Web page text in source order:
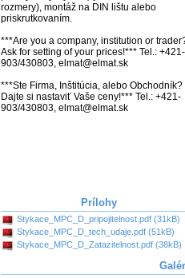
rozmery), montáž na DIN lištu alebo
priskrutkovaním.
***Are you a company, institution or
Ask for setting of your prices!*** Tel.: +421-
903/430803, elmat@elmat.sk
***Ste Firma, Inštitúcia, alebo Obchodník?
Dajte si nastaviť Vaše ceny!*** Tel.: +421-
903/430803, elmat@elmat.sk
Prílohy
Stykace_MPC_D_pripojitelnost.pdf (31kB)
Stykace_MPC_D_tech_udaje.pdf (51kB)
Stykace_MPC_D_Zatazitelnost.pdf (38kB)